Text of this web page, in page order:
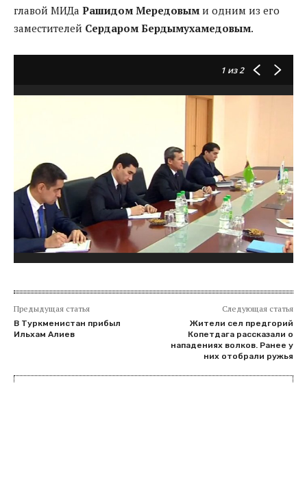
главой МИДа Рашидом Мередовым и одним из его
заместителей Сердаром Бердымухамедовым.
1 из 2
Предыдущая статья
В Туркменистан прибыл
Ильхам Алиев
Следующая статья
Жители сел предгорий
Копетдага рассказали о
нападениях волков. Ранее у
них отобрали ружья